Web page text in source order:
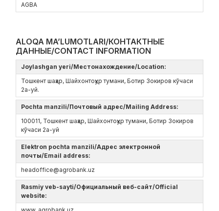
AGBA
ALOQA MA’LUMOTLARI/КОНТАКТНЫЕ
ДАННЫЕ/CONTACT INFORMATION
Joylashgan yeri/Местонахождение/Location:
Тошкент шаҳар, Шайхонтоҳур тумани, Ботир Зокиров кўчаси
2а-уй.
Pochta manzili/Почтовый адрес/Mailing Address:
100011, Тошкент шаҳар, Шайхонтоҳур тумани, Ботир Зокиров
кўчаси 2а-уй
Elektron pochta manzili/Адрес электронной
почты/Email address:
headoffice@agrobank.uz
Rasmiy veb-sayti/Официальный веб-сайт/Official
website: